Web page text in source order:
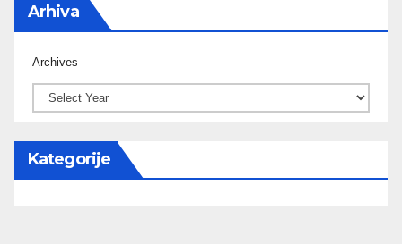
Arhiva
Archives
Kategorije